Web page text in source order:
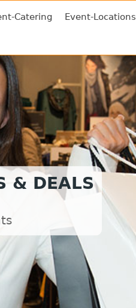
Catering Event-Locations
& DEALS